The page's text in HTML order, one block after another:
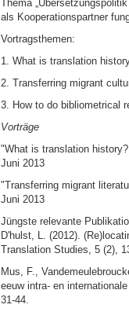
Thema
als Kooperationspartner
Vortragsthemen:
1. What is translation
2. Transferring migrant
3. How to do bibliometrical
Vorträge
"What is translation
Juni 2013
"Transferring migrant
Juni 2013
Jüngste relevante
D'hulst, L. (2012).
Translation Studies, 5 (2),
Mus, F.,
eeuw intra- en
31-44.